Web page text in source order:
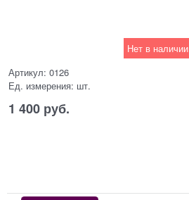
Нет в наличии
Артикул: 0126
Ед. измерения: шт.
1 400 руб.